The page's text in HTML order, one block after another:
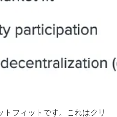
トフィットです。これはクリ